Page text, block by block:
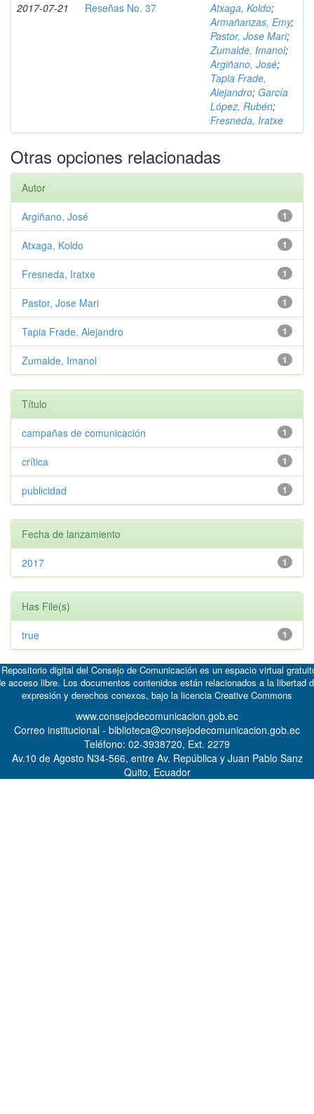
2017-07-21 Reseñas No. 37 Atxaga, Koldo;
Armañanzas, Emy;
Pastor, Jose Mari;
Zumalde, Imanol;
Argiñano, José;
Tapia Frade,
Alejandro; García
López, Rubén;
Fresneda, Iratxe
Otras opciones relacionadas
Autor
1
Argiñano, José
1
Atxaga, Koldo
1
Fresneda, Iratxe
1
Pastor, Jose Mari
1
Tapia Frade, Alejandro
1
Zumalde, Imanol
Título
1
campañas de comunicación
1
crítica
1
publicidad
Fecha de lanzamiento
1
2017
Has File(s)
1
true
digital del Consejo de Comunicación es un espacio virtual
acceso libre. Los documentos contenidos están relacionados a la libertad
expresión y derechos conexos, bajo la licencia Creative Commons
www.consejodecomunicacion.gob.ec
Correo institucional - biblioteca@consejodecomunicacion.gob.ec
Teléfono: 02-3938720, Ext. 2279
Av.10 de Agosto N34-566, entre Av. República y Juan Pablo Sanz
Quito, Ecuador